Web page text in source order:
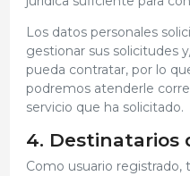
Los datos personales
gestionar sus solicitudes
pueda contratar, por lo
podremos atenderle
servicio que ha solicitado.
4. Destinatarios
Como usuario registrado,